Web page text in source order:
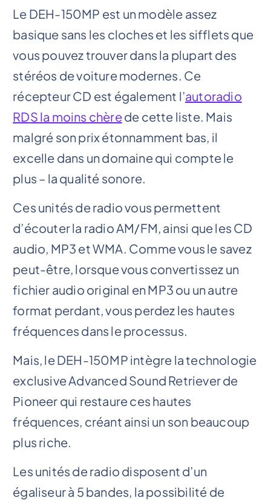
Le DEH-150MP est un modèle assez
basique sans les cloches et les sifflets que
vous pouvez trouver dans la plupart des
stéréos de voiture modernes. Ce
récepteur CD est également l’autoradio
RDS la moins chèrede cette liste. Mais
malgré son prix étonnamment bas, il
excelle dans un domaine qui compte le
plus – la qualité sonore.
Ces unités de radio vous permettent
d’écouter la radio AM/FM, ainsi que les CD
audio, MP3 et WMA. Comme vous le savez
peut-être, lorsque vous convertissez un
fichier audio original en MP3 ou un autre
format perdant, vous perdez les hautes
fréquences dans le processus.
Mais, le DEH-150MP intègre la technologie
exclusive Advanced Sound Retriever de
Pioneer qui restaure ces hautes
fréquences, créant ainsi un son beaucoup
plus riche.
Les unités de radio disposent d’un
égaliseur à 5 bandes, la possibilité de